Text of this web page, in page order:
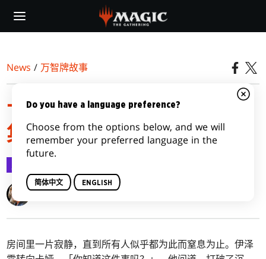
main
News / 万智牌故事
卡洛夫庄园谋杀案｜第九
集：毁灭之美
Seanan McGuire
房间里一片寂静，直到所有人似乎都为此而窒息为止。伊泽
Do you have a language preference?
Choose from the options below, and we will
remember your preferred language in the
future.
简体中文 ENGLISH